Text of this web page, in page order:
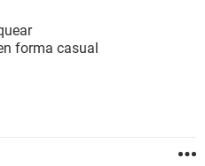
forma casual